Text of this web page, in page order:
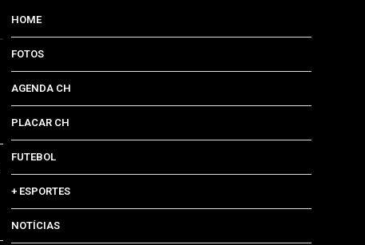
HOME
FOTOS
AGENDA CH
PLACAR CH
FUTEBOL
+ ESPORTES
NOTÍCIAS